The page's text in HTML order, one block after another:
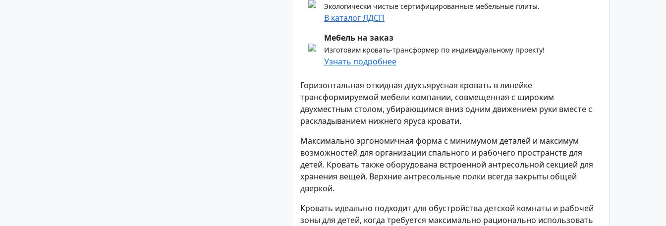
Экологически чистые сертифицированные мебельные плиты.
В каталог ЛДСП
Мебель на заказ
Изготовим кровать-трансформер по индивидуальному проекту!
Узнать подробнее
Горизонтальная откидная двухъярусная кровать в линейке
трансформируемой мебели компании, совмещенная с широким
двухместным столом, убирающимся вниз одним движением руки вместе с
раскладыванием нижнего яруса кровати.
Максимально эргономичная форма с минимумом деталей и максимум
возможностей для организации спального и рабочего пространств для
детей. Кровать также оборудована встроенной антресольной секцией для
хранения вещей. Верхние антресольные полки всегда закрыты общей
дверкой.
Кровать идеально подходит для обустройства детской комнаты и рабочей
зоны для детей, когда требуется максимально рационально использовать